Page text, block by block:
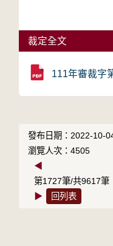
裁定全文
111年審裁字
發布日期：2022-10-
瀏覽人次：4505
◀
第1727筆/共9617筆
▶
回列表